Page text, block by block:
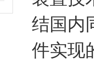
结国内
件实现